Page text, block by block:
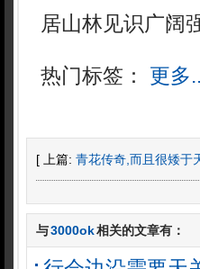
居山林见识广阔
热门标签： 更多
[ 上篇: 青花传奇,而且很矮于
与3000ok相关的文章有：